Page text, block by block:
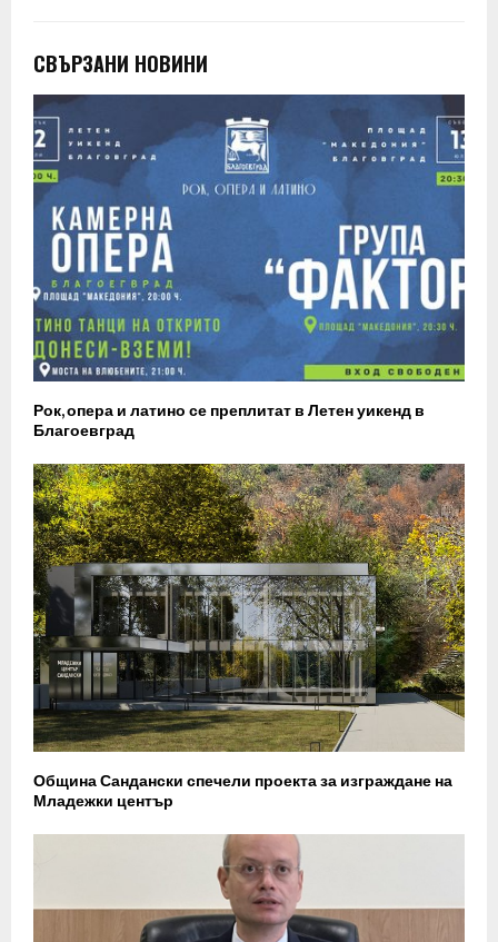
СВЪРЗАНИ НОВИНИ
Рок, опера и латино се преплитат в Летен уикенд в
Благоевград
Община Сандански спечели проекта за изграждане на
Младежки център